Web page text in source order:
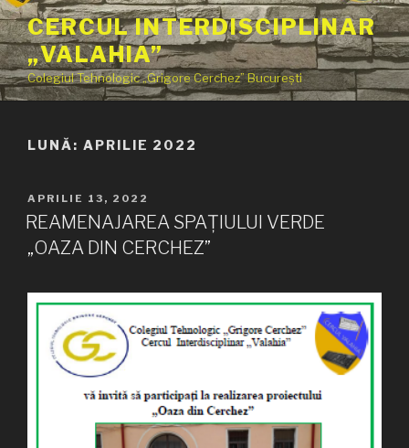
Sari
la
conținut
CERCUL INTERDISCIPLINAR
„VALAHIA”
Colegiul Tehnologic „Grigore Cerchez” București
LUNĂ: APRILIE 2022
PUBLICAT
PE
APRILIE 13, 2022
REAMENAJAREA SPAȚIULUI VERDE
„OAZA DIN CERCHEZ”